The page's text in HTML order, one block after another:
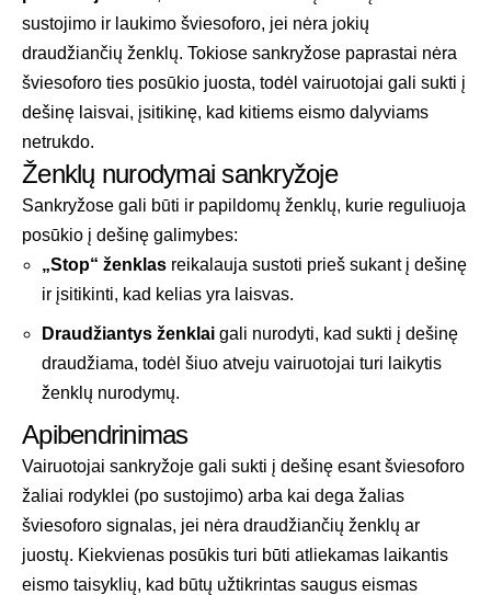
sustojimo ir laukimo šviesoforo, jei nėra jokių
draudžiančių ženklų. Tokiose sankryžose paprastai nėra
šviesoforo ties posūkio juosta, todėl vairuotojai gali sukti į
dešinę laisvai, įsitikinę, kad kitiems eismo dalyviams
netrukdo.
Ženklų nurodymai sankryžoje
Sankryžose gali būti ir papildomų ženklų, kurie reguliuoja
posūkio į dešinę galimybes:
„Stop“ ženklas reikalauja sustoti prieš sukant į dešinę
ir įsitikinti, kad kelias yra laisvas.
Draudžiantys ženklai gali nurodyti, kad sukti į dešinę
draudžiama, todėl šiuo atveju vairuotojai turi laikytis
ženklų nurodymų.
Apibendrinimas
Vairuotojai sankryžoje gali sukti į dešinę esant šviesoforo
žaliai rodyklei (po sustojimo) arba kai dega žalias
šviesoforo signalas, jei nėra draudžiančių ženklų ar
juostų. Kiekvienas posūkis turi būti atliekamas laikantis
eismo taisyklių, kad būtų užtikrintas saugus eismas